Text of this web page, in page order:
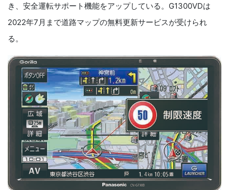
き、安全運転サポート機能をアップしている。G1300VDは
2022年7月まで道路マップの無料更新サービスが受けられ
る。